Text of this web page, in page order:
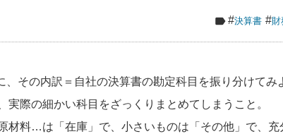
社長の右腕をつくる 人と組織を動かす(200)
銀行交渉はこうしなさい！(12)
社長の
#決算書 #
その内訳＝自社の決算書の勘定科目を振り分けてみ
実際の細かい科目をざっくりまとめてしまうこと。
材料…は「在庫」で、小さいものは「その他」で、充